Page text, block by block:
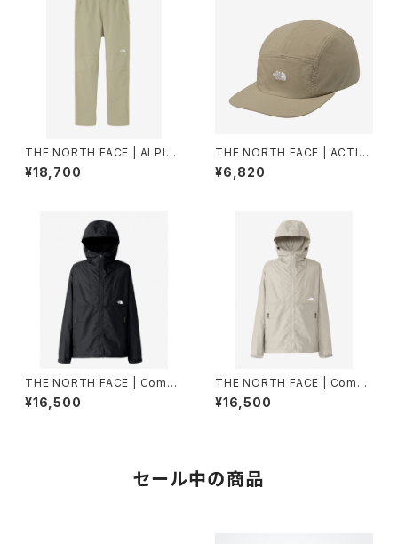
THE NORTH FACE | ALPINE
LIGHT PANT NB82501 | ク
レイグレー | Men
¥18,700
THE NORTH FACE | ACTIV
ELIGHTFIVEPANELCAP NN
02573 | クレイグレー | Unise
¥6,820
THE NORTH FACE | Compa
ct Jacket NP72530 | ブラッ
ク | Men
¥16,500
THE NORTH FACE | Compa
ct Jacket NP72530 | フォッ
シルアイボリー | Mサイズ | Me
¥16,500
セール中の商品